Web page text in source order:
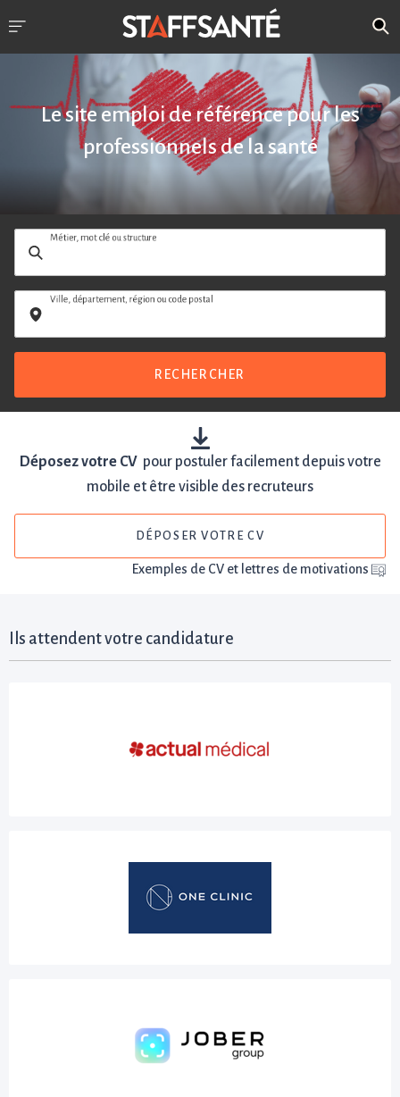
Le site emploi de référence pour les
professionnels de la santé
Métier, mot clé ou structure
Ville, département, région ou code postal
RECHERCHER
Déposez votre CVpour postuler facilement depuis votre
mobile et être visible des recruteurs
DÉPOSER VOTRE CV
Exemples de CV et lettres de motivations
Ils attendent votre candidature